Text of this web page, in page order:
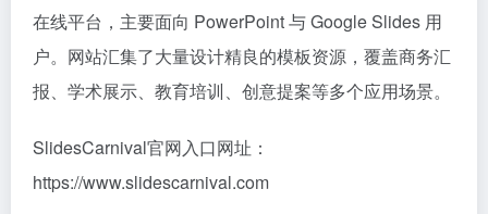
在线平台，主要面向 PowerPoint 与 Google Slides 用
户。网站汇集了大量设计精良的模板资源，覆盖商务汇
报、学术展示、教育培训、创意提案等多个应用场景。
SlidesCarnival官网入口网址：
https://www.slidescarnival.com